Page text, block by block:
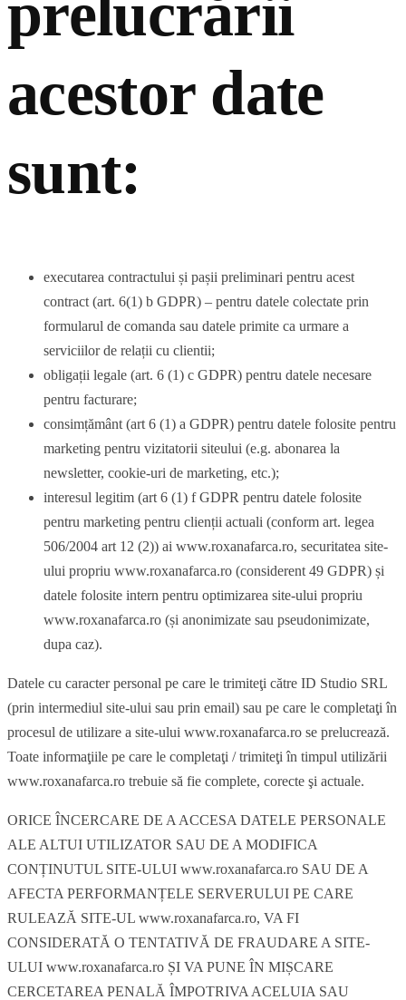
prelucrării
acestor date
sunt:
executarea contractului și pașii preliminari pentru acest
contract (art. 6(1) b GDPR) – pentru datele colectate prin
formularul de comanda sau datele primite ca urmare a
serviciilor de relații cu clientii;
obligații legale (art. 6 (1) c GDPR) pentru datele necesare
pentru facturare;
consimțământ (art 6 (1) a GDPR) pentru datele folosite pentru
marketing pentru vizitatorii siteului (e.g. abonarea la
newsletter, cookie-uri de marketing, etc.);
interesul legitim (art 6 (1) f GDPR pentru datele folosite
pentru marketing pentru clienții actuali (conform art. legea
506/2004 art 12 (2)) ai www.roxanafarca.ro, securitatea site-
ului propriu www.roxanafarca.ro (considerent 49 GDPR) și
datele folosite intern pentru optimizarea site-ului propriu
www.roxanafarca.ro (și anonimizate sau pseudonimizate,
dupa caz).
Datele cu caracter personal pe care le trimiteţi către ID Studio SRL
(prin intermediul site-ului sau prin email) sau pe care le completaţi în
procesul de utilizare a site-ului www.roxanafarca.ro se prelucrează.
Toate informaţiile pe care le completaţi / trimiteţi în timpul utilizării
www.roxanafarca.ro trebuie să fie complete, corecte şi actuale.
ORICE ÎNCERCARE DE A ACCESA DATELE PERSONALE
ALE ALTUI UTILIZATOR SAU DE A MODIFICA
CONȚINUTUL SITE-ULUI www.roxanafarca.ro SAU DE A
AFECTA PERFORMANȚELE SERVERULUI PE CARE
RULEAZĂ SITE-UL www.roxanafarca.ro, VA FI
CONSIDERATĂ O TENTATIVĂ DE FRAUDARE A SITE-
ULUI www.roxanafarca.ro ȘI VA PUNE ÎN MIȘCARE
CERCETAREA PENALĂ ÎMPOTRIVA ACELUIA SAU